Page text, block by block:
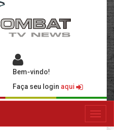
Bem-vindo!
Faça seu login aqui